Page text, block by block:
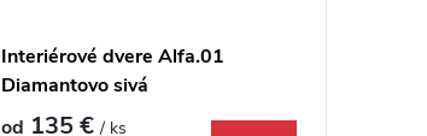
Interiérové dvere Alfa.01
Diamantovo sivá
od 135 €/ ks